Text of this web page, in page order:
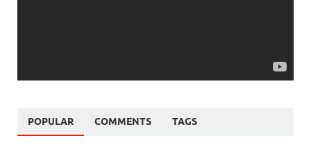
POPULAR COMMENTS TAGS